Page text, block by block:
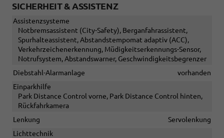
SICHERHEIT & ASSISTENZ
Assistenzsysteme
Notbremsassistent (City-Safety), Berganfahrassistent,
Spurhalteassistent, Abstandstempomat adaptiv (ACC),
Verkehrzeichenerkennung, Müdigkeitserkennungs-Sensor,
Notrufsystem, Abstandswarner, Geschwindigkeitsbegrenzer
Diebstahl-Alarmanlage
vorhanden
Einparkhilfe
Park Distance Control vorne, Park Distance Control hinten,
Rückfahrkamera
Lenkung
Servolenkung
Lichttechnik